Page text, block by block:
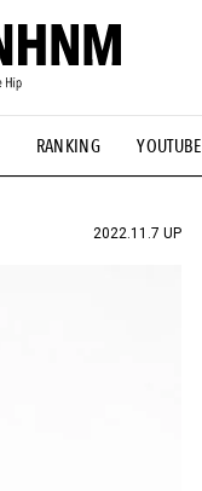
RANKING YOUTUBE
#マイナーグッド図鑑
#FASHION #MUSIC
2022.11.7 UP